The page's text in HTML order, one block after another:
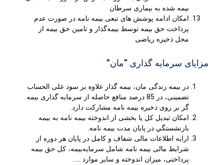
بیمه شده به بیماری سرطان
امکان ادامه پوشش های تبعی بیمه نامه در صورت عدم
پرداخت حق بیمه توسط بیمه‌گذار و تامین حق بیمه از
محل ذخیره ریاضی
مزایای سرمایه گذاری “مان”
در بیمه زندگی مان، بیمه گذار علاوه بر سود علی الحساب
تضمینی، در 85 درصد منافع حاصله از سرمایه گذاری بیمه
گر بر روی ذخیره بیمه نامه مشارکت دارد.
امكان تبديل کل یا بخشی از اندوخته بیمه نامه به بيمه
بازنشستگي در پایان مدت بیمه نامه.
ارایه اطلاعات مالی شفاف و کامل در پایان هر دوره از
شرایط مالی بیمه نامه شامل سرمایه‌بیمه، کل حق بیمه
پرداختی، میزان اندوخته و سایر موارد …..